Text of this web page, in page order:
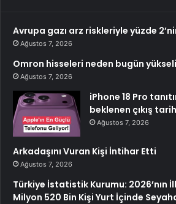
Avrupa gazı arz riskleriyle yüzde
Ağustos 7, 2026
Omron hisseleri neden bugün
Ağustos 7, 2026
iPhone 18 Pro
beklenen çıkış
Ağustos 7, 2026
Arkadaşını Vuran Kişi İntihar Etti
Ağustos 7, 2026
Türkiye İstatistik Kurumu: 2026’nın
Milyon 520 Bin Kişi Yurt İçinde